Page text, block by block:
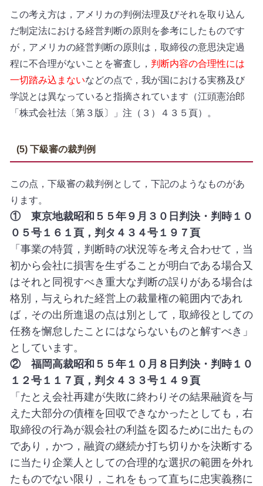
この考え方は，アメリカの判例法理及びそれを取り込ん
だ制定法における経営判断の原則を参考にしたものです
が，アメリカの経営判断の原則は，取締役の意思決定過
程に不合理がないことを審査し， 判断内容の合理性には
一切踏み込まないなどの点で，我が国における実務及び
学説とは異なっていると指摘されています（江頭憲治郎
「株式会社法〔第３版〕」注（３）４３５頁）。
(5) 下級審の裁判例
この点，下級審の裁判例として，下記のようなものがあ
ります。
① 東京地裁昭和５５年９月３０日判決・判時１０
０５号１６１頁，判タ４３４号１９７頁
「事業の特質，判断時の状況等を考え合わせて，当
初から会社に損害を生ずることが明白である場合又
はそれと同視すべき重大な判断の誤りがある場合は
格別，与えられた経営上の裁量権の範囲内であれ
ば，その出所進退の点は別として，取締役としての
任務を懈怠したことにはならないものと解すべき」
としています。
② 福岡高裁昭和５５年１０月８日判決・判時１０
１２号１１７頁，判タ４３３号１４９頁
「たとえ会社再建が失敗に終わりその結果融資を与
えた大部分の債権を回収できなかったとしても，右
取締役の行為が親会社の利益を図るために出たもの
であり，かつ，融資の継続か打ち切りかを決断する
に当たり企業人としての合理的な選択の範囲を外れ
たものでない限り，これをもって直ちに忠実義務に